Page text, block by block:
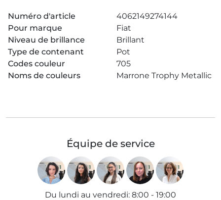
Numéro d'article
4062149274144
Pour marque
Fiat
Niveau de brillance
Brillant
Type de contenant
Pot
Codes couleur
705
Noms de couleurs
Marrone Trophy Metallic
Équipe de service
Du lundi au vendredi: 8:00 - 19:00